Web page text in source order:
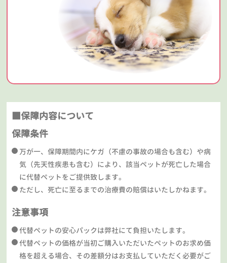
■保障内容について
保障条件
万が一、保障期間内にケガ（不慮の事故の場合も含む）や病
気（先天性疾患も含む）により、該当ペットが死亡した場合
に代替ペットをご提供致します。
ただし、死亡に至るまでの治療費の賠償はいたしかねます。
注意事項
代替ペットの安心パックは弊社にて負担いたします。
代替ペットの価格が当初ご購入いただいたペットのお求め価
格を超える場合、その差額分はお支払していただく必要がご